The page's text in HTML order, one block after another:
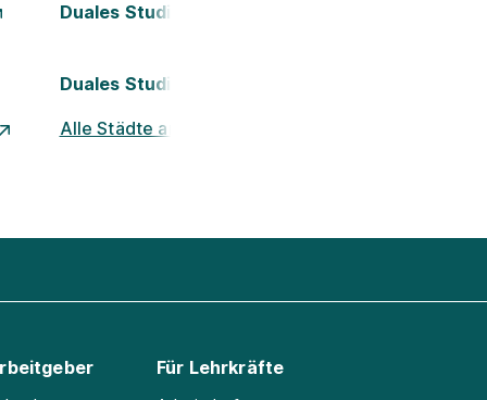
Duales Studium Kassel
Duales Studium Nürnberg
Alle Städte ansehen
Für Lehrkräfte